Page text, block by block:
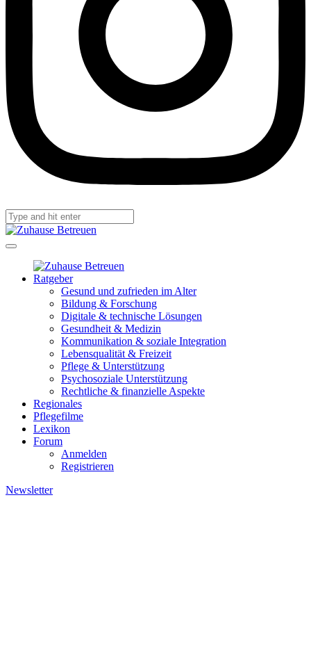
Ratgeber
Gesund und zufrieden im Alter
Bildung & Forschung
Digitale & technische Lösungen
Gesundheit & Medizin
Kommunikation & soziale Integration
Lebensqualität & Freizeit
Pflege & Unterstützung
Psychosoziale Unterstützung
Rechtliche & finanzielle Aspekte
Regionales
Pflegefilme
Lexikon
Forum
Anmelden
Registrieren
Newsletter